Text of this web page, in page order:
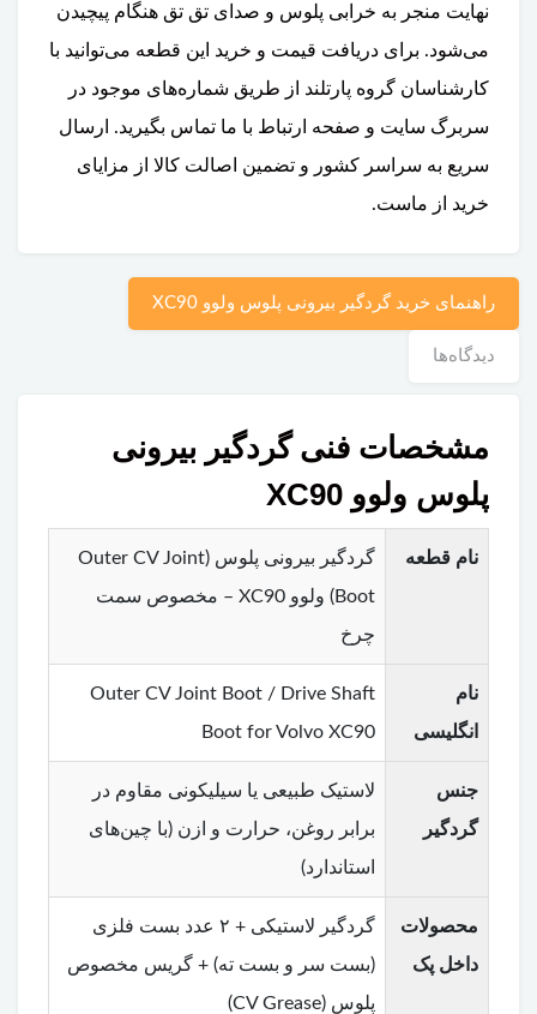
نهایت منجر به خرابی پلوس و صدای تق تق هنگام پیچیدن
می‌شود. برای دریافت قیمت و خرید این قطعه می‌توانید با
کارشناسان گروه پارتلند از طریق شماره‌های موجود در
سربرگ سایت و صفحه ارتباط با ما تماس بگیرید. ارسال
سریع به سراسر کشور و تضمین اصالت کالا از مزایای
خرید از ماست.
راهنمای خرید گردگیر بیرونی پلوس ولوو XC90
دیدگاه‌ها
مشخصات فنی گردگیر بیرونی
پلوس ولوو XC90
نام قطعه
گردگیر بیرونی پلوس (Outer CV Joint
Boot) ولوو XC90 – مخصوص سمت
چرخ
نام
انگلیسی
Outer CV Joint Boot / Drive Shaft
Boot for Volvo XC90
جنس
گردگیر
لاستیک طبیعی یا سیلیکونی مقاوم در
برابر روغن، حرارت و ازن (با چین‌های
استاندارد)
محصولات
داخل پک
گردگیر لاستیکی + ۲ عدد بست فلزی
(بست سر و بست ته) + گریس مخصوص
پلوس (CV Grease)